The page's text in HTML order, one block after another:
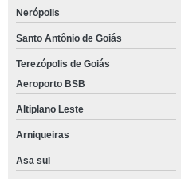
Nerópolis
Santo Antônio de Goiás
Terezópolis de Goiás
Aeroporto BSB
Altiplano Leste
Arniqueiras
Asa sul